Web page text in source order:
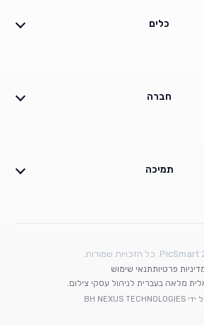
כלים
חברה
תמיכה
PicSmart. כל הזכויות שמורות.
מלאה בעברית לניהול עסקי צילום.
ידי
פרטיותתנאי שימוש